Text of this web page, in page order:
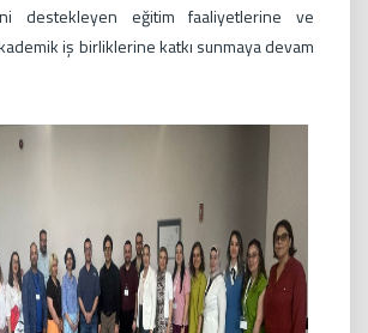
destekleyen eğitim faaliyetlerine ve
iş birliklerine katkı sunmaya devam